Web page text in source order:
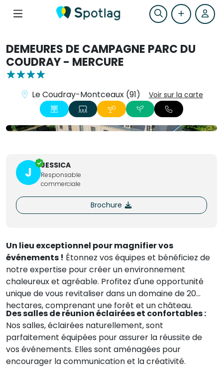
DEMEURES DE CAMPAGNE PARC DU
COUDRAY - MERCURE
Le Coudray-Montceaux (91) Voir sur la carte
J JESSICA
Responsable
commerciale
Brochure
Un lieu exceptionnel pour magnifier vos
événements ! Étonnez vos équipes et bénéficiez de
notre expertise pour créer un environnement
chaleureux et agréable. Profitez d'une opportunité
unique de vous revitaliser dans un domaine de 20
hectares, comprenant une forêt et un château.
Des salles de réunion éclairées et confortables :
Nos salles, éclairées naturellement, sont
parfaitement équipées pour assurer la réussite de
vos événements. Elles sont aménagées pour
encourager la communication et la créativité.